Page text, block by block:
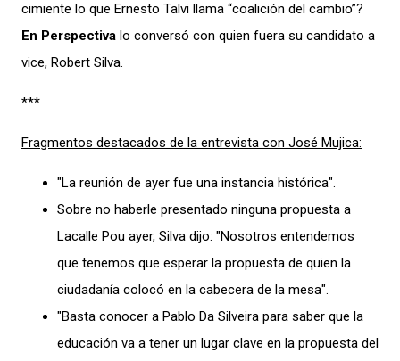
cimiente lo que Ernesto Talvi llama “coalición del cambio”?
En Perspectiva lo conversó con quien fuera su candidato a
vice, Robert Silva.
***
Fragmentos destacados de la entrevista con José Mujica:
"La reunión de ayer fue una instancia histórica".
Sobre no haberle presentado ninguna propuesta a
Lacalle Pou ayer, Silva dijo: "Nosotros entendemos
que tenemos que esperar la propuesta de quien la
ciudadanía colocó en la cabecera de la mesa".
"Basta conocer a Pablo Da Silveira para saber que la
educación va a tener un lugar clave en la propuesta del